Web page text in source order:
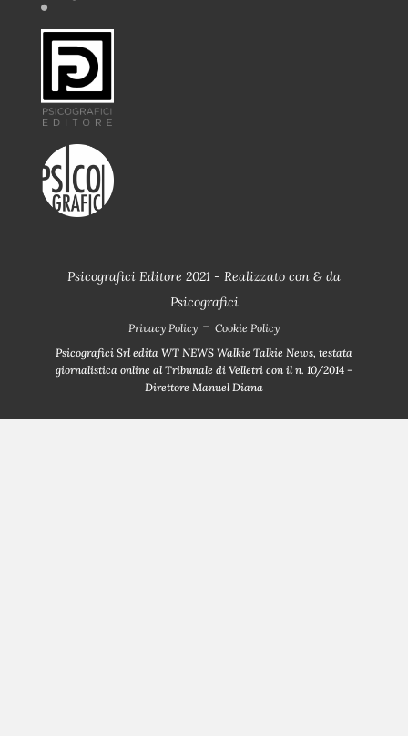
Psicografici Editore 2021 - Realizzato con & da
Psicografici
Privacy Policy - Cookie Policy
Psicografici Srl edita WT NEWS Walkie Talkie News, testata
giornalistica online al Tribunale di Velletri con il n. 10/2014 -
Direttore Manuel Diana